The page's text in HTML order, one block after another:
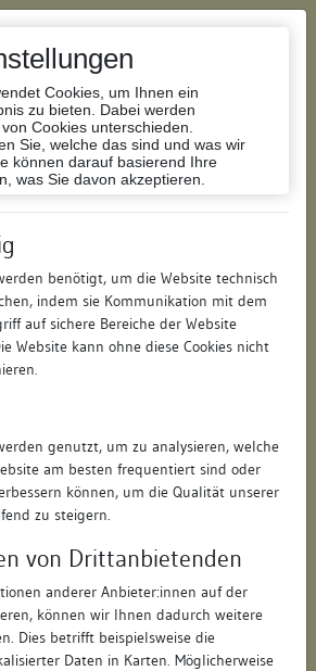
Cookies, um Ihnen ein
zu bieten. Dabei werden
Cookies unterschieden.
Sie, welche das sind und was wir
können darauf basierend Ihre
was Sie davon akzeptieren.
benötigt, um die Website technisch
indem sie Kommunikation mit dem
auf sichere Bereiche der Website
Website kann ohne diese Cookies nicht
genutzt, um zu analysieren, welche
am besten frequentiert sind oder
können, um die Qualität unserer
zu steigern.
von Drittanbietenden
anderer Anbieter:innen auf der
können wir Ihnen dadurch weitere
Dies betrifft beispielsweise die
Daten in Karten. Möglicherweise
Restaurierung
Datum:20.10.2020
und Restaurierung
Als PDF herunterladen:
Färberstraße
28
78050
Villingen
Freiburg